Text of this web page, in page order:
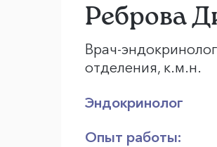
Реброва
Врач-
отделения, к.м.н.
Эндокринолог
Опыт работы: